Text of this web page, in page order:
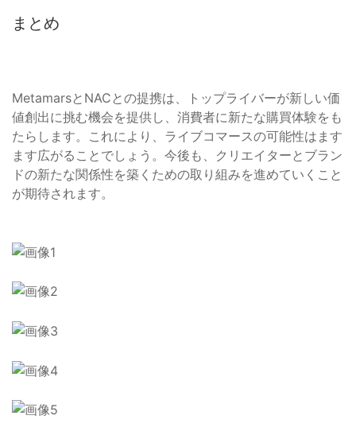
まとめ
MetamarsとNACとの提携は、トップライバーが新しい価
値創出に挑む機会を提供し、消費者に新たな購買体験をも
たらします。これにより、ライブコマースの可能性はます
ます広がることでしょう。今後も、クリエイターとブラン
ドの新たな関係性を築くための取り組みを進めていくこと
が期待されます。